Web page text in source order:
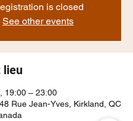
is closed
See other events
lieu
19:00 – 23:00
Rue Jean-Yves, Kirkland, QC